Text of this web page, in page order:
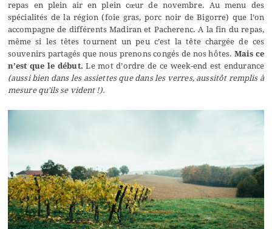
repas en plein air en plein cœur de novembre. Au menu des
spécialités de la région (foie gras, porc noir de Bigorre) que l’on
accompagne de différents Madiran et Pacherenc. A la fin du repas,
même si les têtes tournent un peu c’est la tête chargée de ces
souvenirs partagés que nous prenons congés de nos hôtes. Mais ce
n’est que le début. Le mot d’ordre de ce week-end est endurance
(aussi bien dans les assiettes que dans les verres, aussitôt remplis à
mesure qu’ils se vident !).